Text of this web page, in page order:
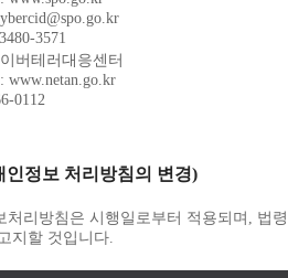
3571
버테러대응센터
www.netan.go.kr
0112
인정보 처리방침의 변경)
처리방침은 시행일로부터 적용되며, 법
지할 것입니다.